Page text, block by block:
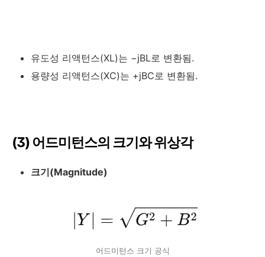
유도성 리액턴스(XL)는 −jBL 로 변환됨.
용량성 리액턴스(XC)는 +jBC 로 변환됨.
(3) 어드미턴스의 크기와 위상각
크기(Magnitude)
어드미턴스 크기 공식